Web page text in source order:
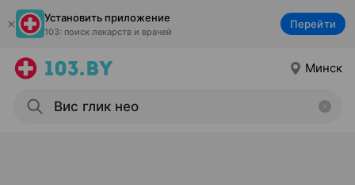
Установить приложение
103: поиск лекарств и врачей
Перейти
Минск